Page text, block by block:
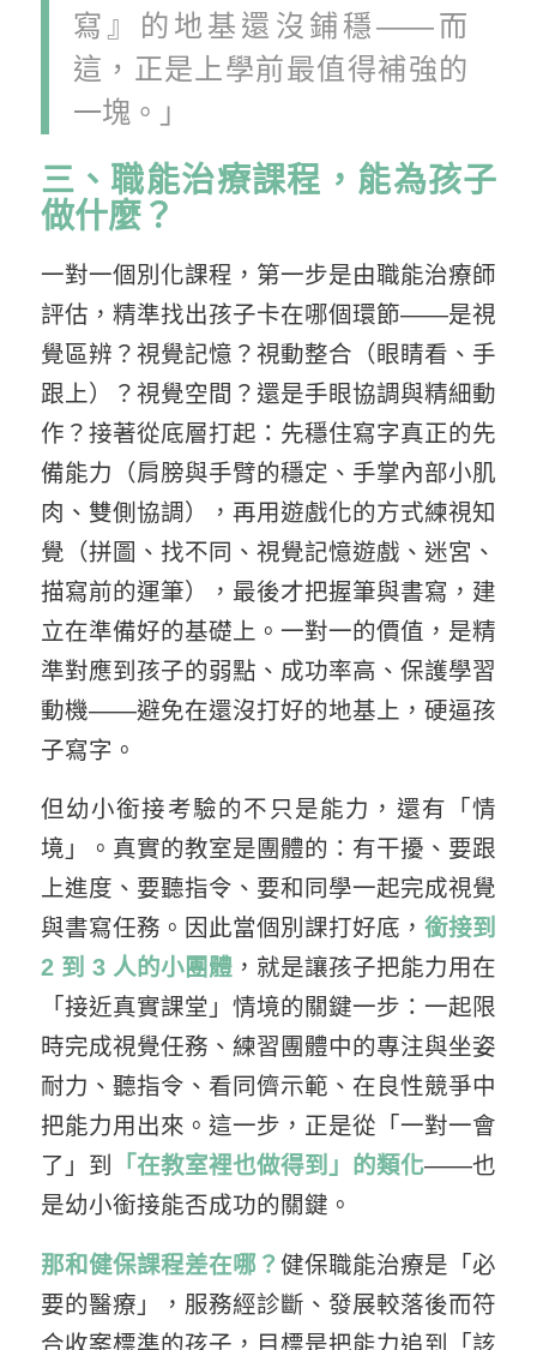
寫』的地基還沒鋪穩——而
這，正是上學前最值得補強的
一塊。」
三、職能治療課程，能為孩子
做什麼？
一對一個別化課程，第一步是由職能治療師
評估，精準找出孩子卡在哪個環節——是視
覺區辨？視覺記憶？視動整合（眼睛看、手
跟上）？視覺空間？還是手眼協調與精細動
作？接著從底層打起：先穩住寫字真正的先
備能力（肩膀與手臂的穩定、手掌內部小肌
肉、雙側協調），再用遊戲化的方式練視知
覺（拼圖、找不同、視覺記憶遊戲、迷宮、
描寫前的運筆），最後才把握筆與書寫，建
立在準備好的基礎上。一對一的價值，是精
準對應到孩子的弱點、成功率高、保護學習
動機——避免在還沒打好的地基上，硬逼孩
子寫字。
但幼小銜接考驗的不只是能力，還有「情
境」。真實的教室是團體的：有干擾、要跟
上進度、要聽指令、要和同學一起完成視覺
與書寫任務。因此當個別課打好底，銜接到
2 到 3 人的小團體，就是讓孩子把能力用在
「接近真實課堂」情境的關鍵一步：一起限
時完成視覺任務、練習團體中的專注與坐姿
耐力、聽指令、看同儕示範、在良性競爭中
把能力用出來。這一步，正是從「一對一會
了」到
「在教室裡也做得到」的類化——也
是幼小銜接能否成功的關鍵。
那和健保課程差在哪？健保職能治療是「必
要的醫療」，服務經診斷、發展較落後而符
合收案標準的孩子，目標是把能力追到「該